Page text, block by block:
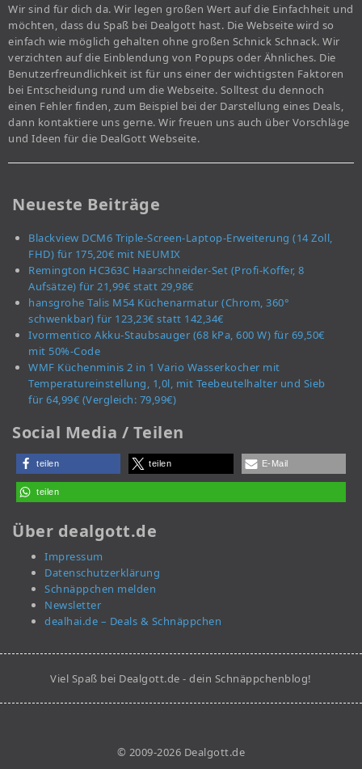
Wir sind für dich da. Wir legen großen Wert auf die Einfachheit und
möchten, dass du Spaß bei Dealgott hast. Die Webseite wird so
einfach wie möglich gehalten ohne großen Schnick Schnack. Wir
verzichten auf die Einblendung von Popups oder Ähnliches. Die
Benutzerfreundlichkeit ist für uns einer der wichtigsten Faktoren
bei Entscheidung rund um die Webseite. Solltest du dennoch
einen Fehler finden, zum Beispiel bei der Darstellung eines Deals,
dann kontaktiere uns gerne. Wir freuen uns auch über Vorschläge
und Ideen für die DealGott Webseite.
Neueste Beiträge
Blackview DCM6 Triple-Screen-Laptop-Erweiterung (14 Zoll,
FHD) für 175,20€ mit NEUMIX
Remington HC363C Haarschneider-Set (Profi-Koffer, 8
Aufsätze) für 21,99€ statt 29,98€
hansgrohe Talis M54 Küchenarmatur (Chrom, 360°
schwenkbar) für 123,23€ statt 142,34€
Ivormentico Akku-Staubsauger (68 kPa, 600 W) für 69,50€
mit 50%-Code
WMF Küchenminis 2 in 1 Vario Wasserkocher mit
Temperatureinstellung, 1,0l, mit Teebeutelhalter und Sieb
für 64,99€ (Vergleich: 79,99€)
Social Media / Teilen
teilen teilen E-Mail
teilen
Über dealgott.de
Impressum
Datenschutzerklärung
Schnäppchen melden
Newsletter
dealhai.de – Deals & Schnäppchen
Viel Spaß bei Dealgott.de - dein Schnäppchenblog!
© 2009-2026 Dealgott.de